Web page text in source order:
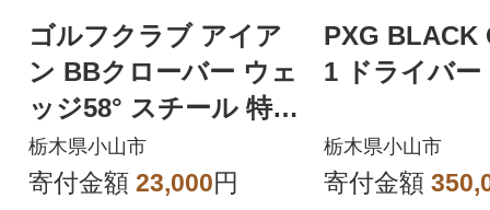
ゴルフクラブ アイア
ン BBクローバー ウェ
ッジ58° スチール 特別
仕様
栃木県小山市
寄付金額 23,000円
PXG BLACK
1 ドライバ
栃木県小山市
寄付金額